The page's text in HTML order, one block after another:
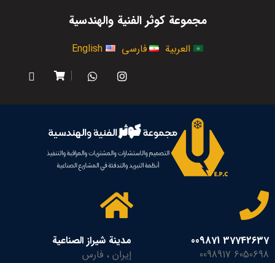
مجموعة كوثر الفنية والهندسية
العربية فارسی English
37742637 009871
6050698 0098917
مدينة شيراز الصناعية
إيران ، فارس